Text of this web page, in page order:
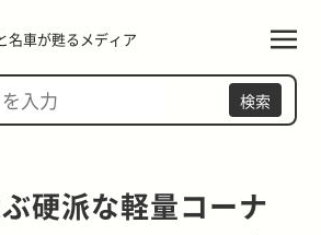
名車が甦るメディア
検索
硬派な軽量コーナ